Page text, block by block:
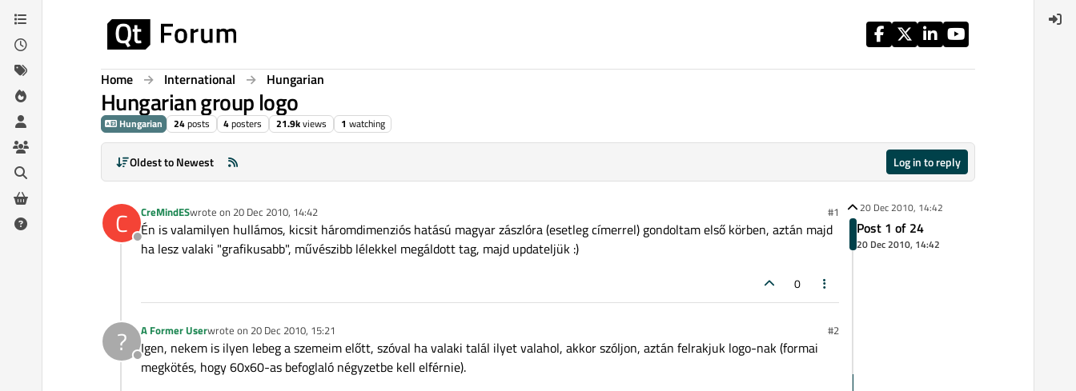
Skip to content
Home International Hungarian
Hungarian group logo
Hungarian 24posts 4posters 21.9kviews 1 watching
Oldest to Newest Log in to reply
C
Offline
CreMindESwrote on 20 Dec 2010, 14:42
last edited by #1
Én is valamilyen hullámos, kicsit háromdimenziós hatású magyar zászlóra (esetleg címerrel) gondoltam első körben, aztán majd
ha lesz valaki "grafikusabb", művészibb lélekkel megáldott tag, majd updateljük :)
0
?
Offline
A Former Userwrote on 20 Dec 2010, 15:21
last edited by #2
Igen, nekem is ilyen lebeg a szemeim előtt, szóval ha valaki talál ilyet valahol, akkor szóljon, aztán felrakjuk logo-nak (formai
megkötés, hogy 60x60-as befoglaló négyzetbe kell elférnie).
20 Dec 2010, 14:42
Post 1 of 24
20 Dec 2010, 14:42